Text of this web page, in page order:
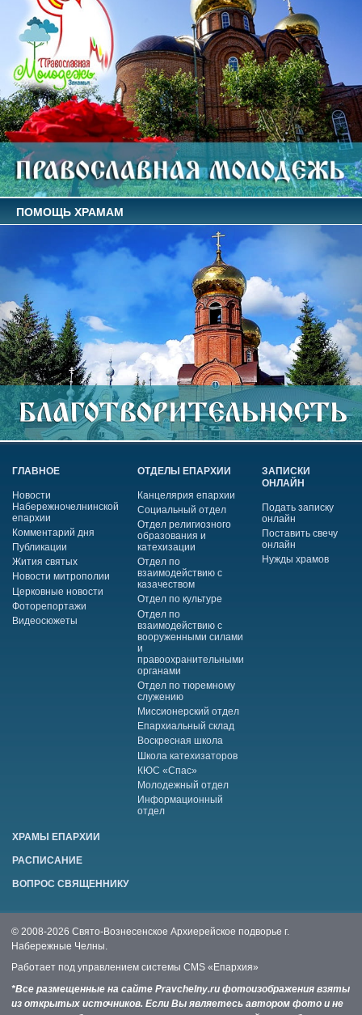
ПОМОЩЬ ХРАМАМ
ГЛАВНОЕ
Новости
Набережночелнинской
епархии
Комментарий дня
Публикации
Жития святых
Новости митрополии
Церковные новости
Фоторепортажи
Видеосюжеты
ОТДЕЛЫ ЕПАРХИИ
Канцелярия епархии
Социальный отдел
Отдел религиозного
образования и
катехизации
Отдел по
взаимодействию с
казачеством
Отдел по культуре
Отдел по
взаимодействию с
вооруженными силами
и
правоохранительными
органами
Отдел по тюремному
служению
Миссионерский отдел
Епархиальный склад
Воскресная школа
Школа катехизаторов
КЮС «Спас»
Молодежный отдел
Информационный
отдел
ЗАПИСКИ
ОНЛАЙН
Подать записку
онлайн
Поставить свечу
онлайн
Нужды храмов
ХРАМЫ ЕПАРХИИ
РАСПИСАНИЕ
ВОПРОС СВЯЩЕННИКУ
© 2008-2026 Свято-Вознесенское Архиерейское подворье г.
Набережные Челны.
Работает под управлением системы CMS «Епархия»
*Все размещенные на сайте Pravchelny.ru фотоизображения взяты
из открытых источников. Если Вы являетесь автором фото и не